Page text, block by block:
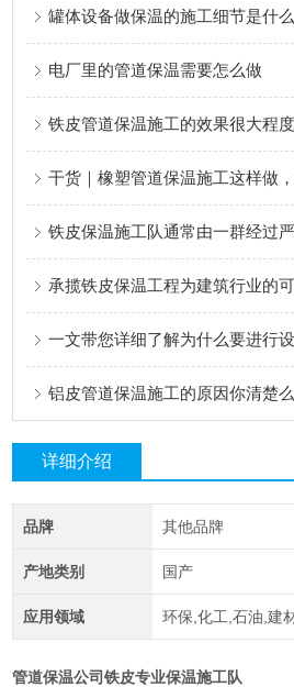
罐体设备做保温的施工细节是什么
电厂里的管道保温需要怎么做
铁皮管道保温施工的效果很大程
干货｜橡塑管道保温施工这样做
铁皮保温施工队通常由一群经过
承揽铁皮保温工程为建筑行业的
一文带您详细了解为什么要进行
铝皮管道保温施工的原因你清楚
详细介绍
品牌 其他品牌
产地类别 国产
应用领域 环保,化工,石油,建
管道保温公司铁皮专业保温施工队